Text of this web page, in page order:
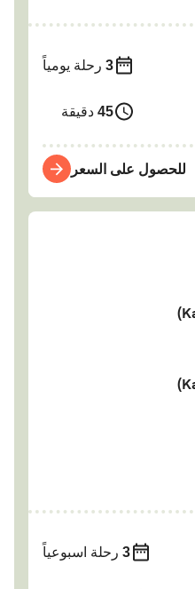
3رحلة يومياً
45دقيقة
للحصول على السعر
3رحلة اسبوعياً